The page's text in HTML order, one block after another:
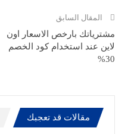
المقال السابق
مشترياتك بارخص الاسعار اون
لاين عند استخدام كود الخصم
30%
مقالات قد تعجبك